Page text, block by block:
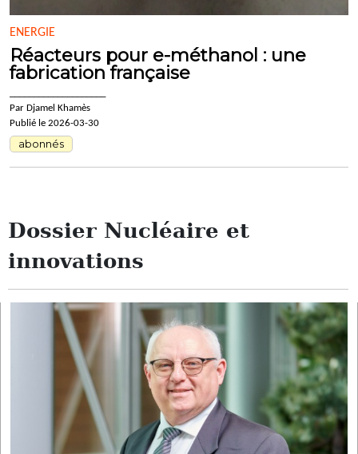
ENERGIE
Réacteurs pour e-méthanol : une
fabrication française
Par Djamel Khamès
Publié le 2026-03-30
abonnés
Dossier Nucléaire et
innovations